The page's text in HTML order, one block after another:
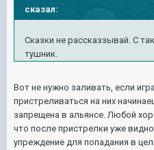
сказал:
Сказки не рассказзывай. С
тушник.
Вот не нужно заливать, если
пристреливаться на них
запрещена в альянсе. Любой
что после пристрелки уже
упреждение для попадания в